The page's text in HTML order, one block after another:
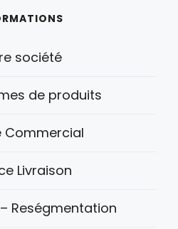
société
de produits
Commercial
Livraison
Reségmentation